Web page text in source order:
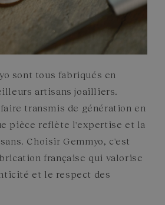
sont tous fabriqués en
artisans joailliers.
transmis de génération en
pièce reflète l'expertise et la
Choisir Gemmyo, c'est
française qui valorise
et le respect des